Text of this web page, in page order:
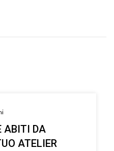
ABITI DA
ATELIER